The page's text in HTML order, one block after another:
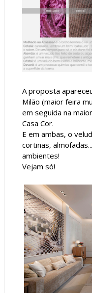
A proposta
Milão (maior feira
em seguida na
Casa Cor.
E em ambas, o
cortinas,
ambientes!
Vejam só!